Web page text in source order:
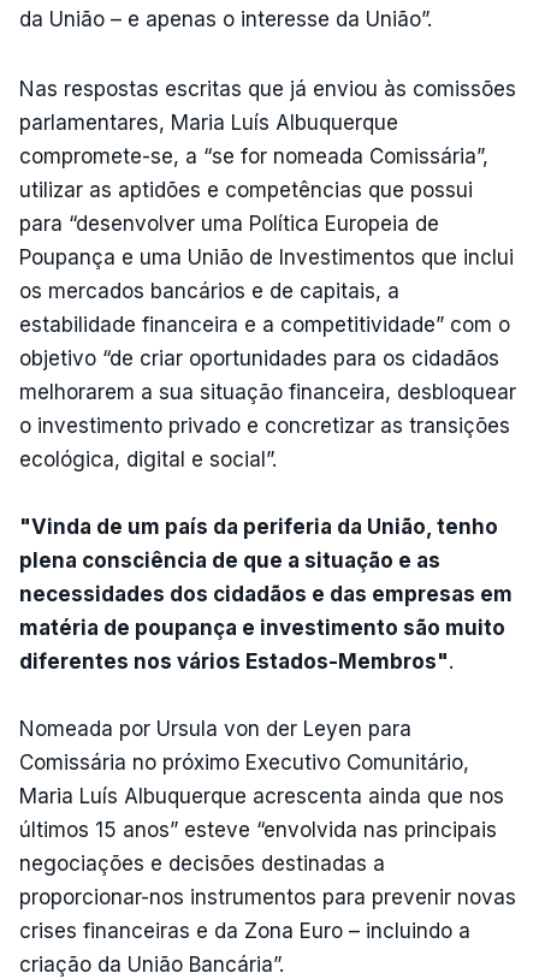
da União – e apenas o interesse da União”.
Nas respostas escritas que já enviou às comissões
parlamentares, Maria Luís Albuquerque
compromete-se, a “se for nomeada Comissária”,
utilizar as aptidões e competências que possui
para “desenvolver uma Política Europeia de
Poupança e uma União de Investimentos que inclui
os mercados bancários e de capitais, a
estabilidade financeira e a competitividade” com o
objetivo “de criar oportunidades para os cidadãos
melhorarem a sua situação financeira, desbloquear
o investimento privado e concretizar as transições
ecológica, digital e social”.
"Vinda de um país da periferia da União, tenho
plena consciência de que a situação e as
necessidades dos cidadãos e das empresas em
matéria de poupança e investimento são muito
diferentes nos vários Estados-Membros".
Nomeada por Ursula von der Leyen para
Comissária no próximo Executivo Comunitário,
Maria Luís Albuquerque acrescenta ainda que nos
últimos 15 anos” esteve “envolvida nas principais
negociações e decisões destinadas a
proporcionar-nos instrumentos para prevenir novas
crises financeiras e da Zona Euro – incluindo a
criação da União Bancária”.